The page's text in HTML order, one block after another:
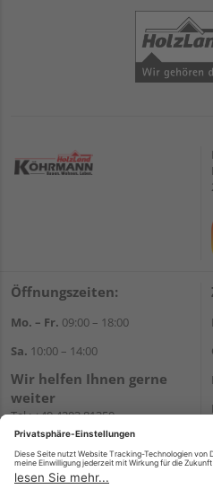
Öffnungszeiten:
Mo. – Fr. 09:00 – 18:00
Sa. 10:00 – 14:00
Wir helfen Ihnen gerne
weiter
Tel.:+49 4203 81350
E-Mail:shop@holz-
koehrmann.de